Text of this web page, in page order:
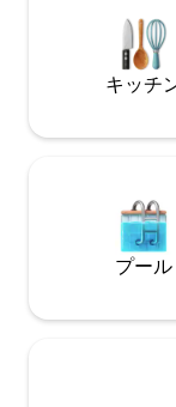
クジラとシュノ
が私たちのビー
トランや公園は
歩圏内です。テ
ートなど。良い雰
キッチ
プール